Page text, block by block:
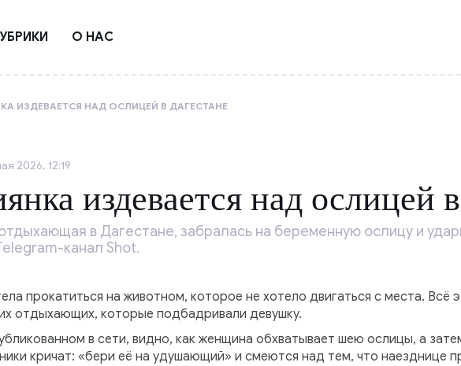
О НАС
ИЗДЕВАЕТСЯ НАД ОСЛИЦЕЙ В ДАГЕСТАНЕ
2026, 12:19
издевается над ослицей
в Дагестане, забралась на беременную ослицу и
канал Shot.
прокатиться на животном, которое не хотело двигаться с места. Всё
отдыхающих, которые подбадривали девушку.
в сети, видно, как женщина обхватывает шею ослицы, а
кричат: «бери её на удушающий» и смеются над тем, что наезднице